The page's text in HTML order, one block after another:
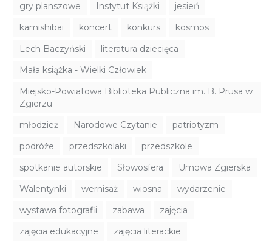
gry planszowe
Instytut Książki
jesień
kamishibai
koncert konkurs
kosmos
Lech Baczyński
literatura dziecięca
Mała książka - Wielki Człowiek
Miejsko-Powiatowa Biblioteka Publiczna im. B. Prusa w
Zgierzu
młodzież
Narodowe Czytanie
patriotyzm
podróże
przedszkolaki
przedszkole
spotkanie autorskie
Słowosfera
Umowa Zgierska
Walentynki
wernisaż wiosna
wydarzenie
wystawa fotografii
zabawa
zajęcia
zajęcia edukacyjne
zajęcia literackie